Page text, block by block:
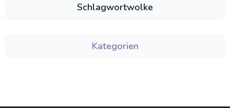
Schlagwortwolke
Kategorien